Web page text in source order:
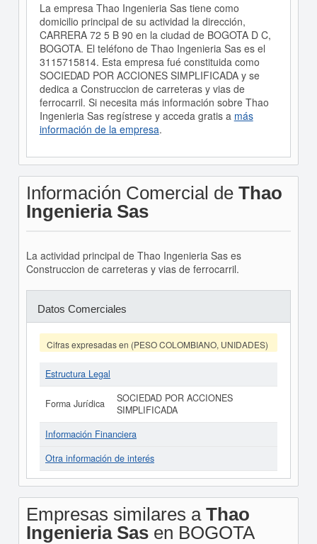
La empresa Thao Ingenieria Sas tiene como
domicilio principal de su actividad la dirección,
CARRERA 72 5 B 90 en la ciudad de BOGOTA D C,
BOGOTA. El teléfono de Thao Ingenieria Sas es el
3115715814. Esta empresa fué constituida como
SOCIEDAD POR ACCIONES SIMPLIFICADA y se
dedica a Construccion de carreteras y vias de
ferrocarril. Si necesita más información sobre Thao
Ingenieria Sas regístrese y acceda gratis a más
información de la empresa.
Información Comercial de Thao
Ingenieria Sas
La actividad principal de Thao Ingenieria Sas es
Construccion de carreteras y vias de ferrocarril.
Datos Comerciales
Cifras expresadas en (PESO COLOMBIANO, UNIDADES)
Estructura Legal
Forma Jurídica
SOCIEDAD POR ACCIONES
SIMPLIFICADA
Información Financiera
Otra información de interés
Empresas similares a Thao
Ingenieria Sasen BOGOTA